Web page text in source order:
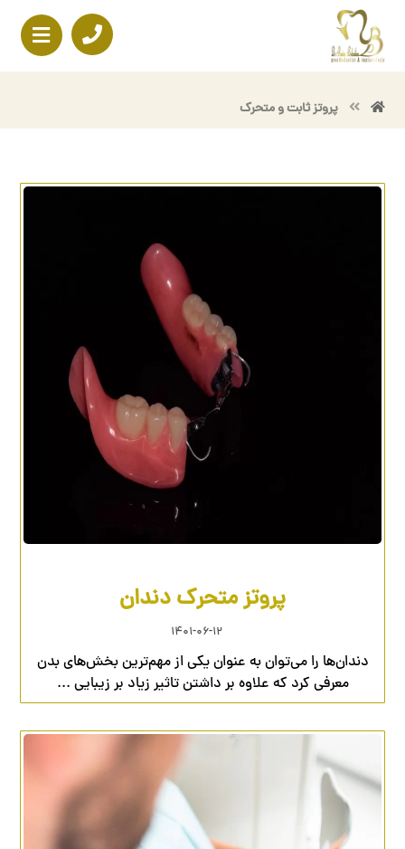
پروتز ثابت و متحرک
پروتز متحرک دندان
۱۴۰۱-۰۶-۱۲
دندان‌ها را می‌توان به عنوان یکی از مهم‌ترین بخش‌های بدن
معرفی کرد که علاوه بر داشتن تاثیر زیاد بر زیبایی ...